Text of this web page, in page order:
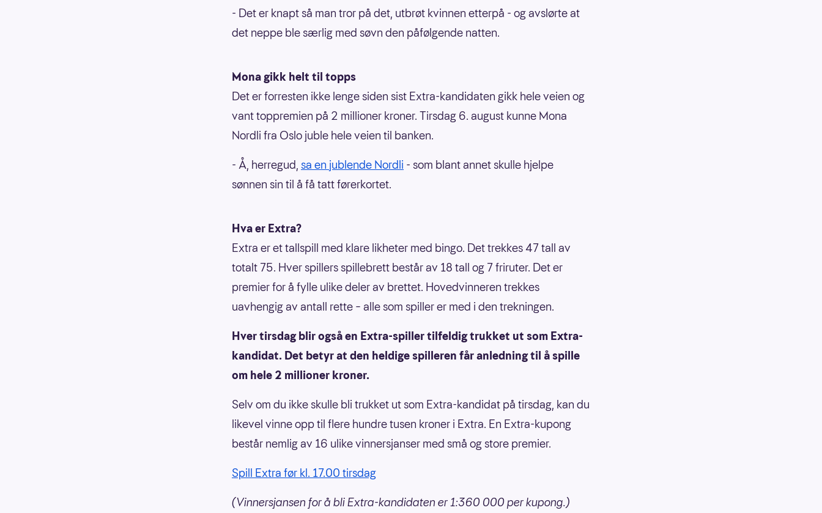
- Det er knapt så man tror på det, utbrøt kvinnen etterpå - og avslørte at
det neppe ble særlig med søvn den påfølgende natten.
Mona gikk helt til topps
Det er forresten ikke lenge siden sist Extra-kandidaten gikk hele veien og
vant toppremien på 2 millioner kroner. Tirsdag 6. august kunne Mona
Nordli fra Oslo juble hele veien til banken.
- Å, herregud, sa en jublende Nordli - som blant annet skulle hjelpe
sønnen sin til å få tatt førerkortet.
Hva er Extra?
Extra er et tallspill med klare likheter med bingo. Det trekkes 47 tall av
totalt 75. Hver spillers spillebrett består av 18 tall og 7 friruter. Det er
premier for å fylle ulike deler av brettet. Hovedvinneren trekkes
uavhengig av antall rette – alle som spiller er med i den trekningen.
Hver tirsdag blir også en Extra-spiller tilfeldig trukket ut som Extra-
kandidat. Det betyr at den heldige spilleren får anledning til å spille
om hele 2 millioner kroner.
Selv om du ikke skulle bli trukket ut som Extra-kandidat på tirsdag, kan du
likevel vinne opp til flere hundre tusen kroner i Extra. En Extra-kupong
består nemlig av 16 ulike vinnersjanser med små og store premier.
Spill Extra før kl. 17.00 tirsdag
(Vinnersjansen for å bli Extra-kandidaten er 1:360 000 per kupong.)